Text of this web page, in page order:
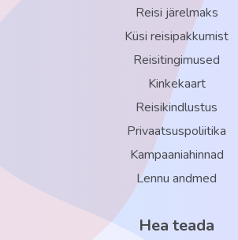
Reisi järelmaks
Küsi reisipakkumist
Reisitingimused
Kinkekaart
Reisikindlustus
Privaatsuspoliitika
Kampaaniahinnad
Lennu andmed
Hea teada